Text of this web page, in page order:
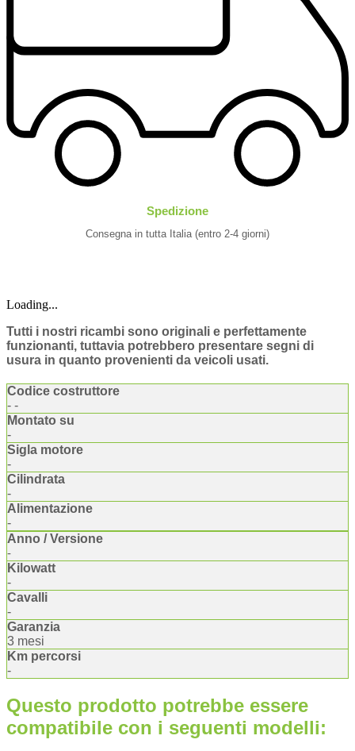
Spedizione
Consegna in tutta Italia (entro 2-4 giorni)
Loading...
Tutti i nostri ricambi sono originali e perfettamente
funzionanti, tuttavia potrebbero presentare segni di
usura in quanto provenienti da veicoli usati.
Codice costruttore
- -
Montato su
-
Sigla motore
-
Cilindrata
-
Alimentazione
-
Anno / Versione
-
Kilowatt
-
Cavalli
-
Garanzia
3 mesi
Km percorsi
-
Questo prodotto potrebbe essere
compatibile con i seguenti modelli: